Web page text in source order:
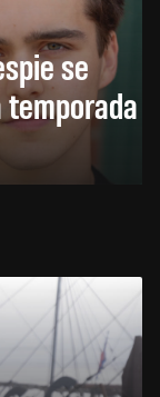
se
temporada